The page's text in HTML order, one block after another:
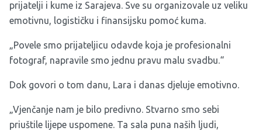
prijatelji i kume iz Sarajeva. Sve su organizovale uz veliku
emotivnu, logističku i finansijsku pomoć kuma.
„Povele smo prijateljicu odavde koja je profesionalni
fotograf, napravile smo jednu pravu malu svadbu.“
Dok govori o tom danu, Lara i danas djeluje emotivno.
„Vjenčanje nam je bilo predivno. Stvarno smo sebi
priuštile lijepe uspomene. Ta sala puna naših ljudi,